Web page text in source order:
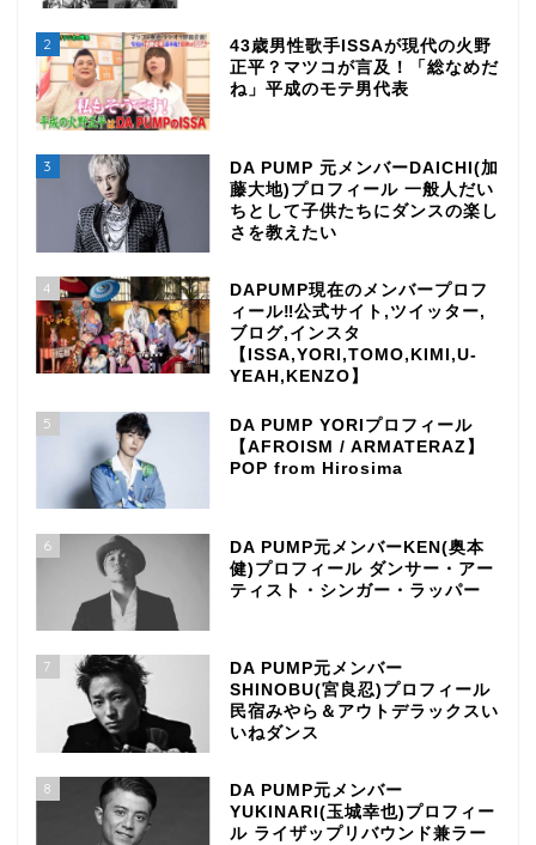
2
43歳男性歌手ISSAが現代の火野
正平？マツコが言及！「総なめだ
ね」平成のモテ男代表
3
DA PUMP 元メンバーDAICHI(加
藤大地)プロフィール 一般人だい
ちとして子供たちにダンスの楽し
さを教えたい
4
DAPUMP現在のメンバープロフ
ィール‼公式サイト,ツイッター,
ブログ,インスタ
【ISSA,YORI,TOMO,KIMI,U-
YEAH,KENZO】
5
DA PUMP YORIプロフィール
【AFROISM / ARMATERAZ】
POP from Hirosima
6
DA PUMP元メンバーKEN(奥本
健)プロフィール ダンサー・アー
ティスト・シンガー・ラッパー
7
DA PUMP元メンバー
SHINOBU(宮良忍)プロフィール
民宿みやら＆アウトデラックスい
いねダンス
8
DA PUMP元メンバー
YUKINARI(玉城幸也)プロフィー
ル ライザップリバウンド兼ラー